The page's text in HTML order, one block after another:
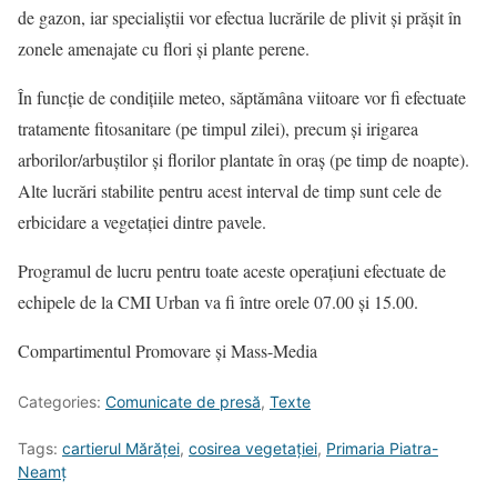
de gazon, iar specialiștii vor efectua lucrările de plivit și prășit în
zonele amenajate cu flori și plante perene.
În funcție de condițiile meteo, săptămâna viitoare vor fi efectuate
tratamente fitosanitare (pe timpul zilei), precum și irigarea
arborilor/arbuștilor și florilor plantate în oraș (pe timp de noapte).
Alte lucrări stabilite pentru acest interval de timp sunt cele de
erbicidare a vegetației dintre pavele.
Programul de lucru pentru toate aceste operațiuni efectuate de
echipele de la CMI Urban va fi între orele 07.00 și 15.00.
Compartimentul Promovare și Mass-Media
Categories: Comunicate de presă, Texte
Tags: cartierul Mărăței, cosirea vegetației, Primaria Piatra-
Neamț